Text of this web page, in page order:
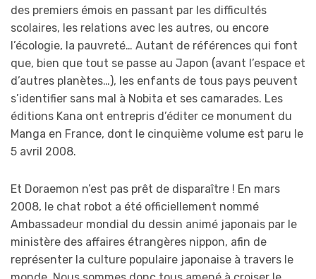
des premiers émois en passant par les difficultés
scolaires, les relations avec les autres, ou encore
l’écologie, la pauvreté… Autant de références qui font
que, bien que tout se passe au Japon (avant l’espace et
d’autres planètes…), les enfants de tous pays peuvent
s’identifier sans mal à Nobita et ses camarades. Les
éditions Kana ont entrepris d’éditer ce monument du
Manga en France, dont le cinquième volume est paru le
5 avril 2008.
Et Doraemon n’est pas prêt de disparaître ! En mars
2008, le chat robot a été officiellement nommé
Ambassadeur mondial du dessin animé japonais par le
ministère des affaires étrangères nippon, afin de
représenter la culture populaire japonaise à travers le